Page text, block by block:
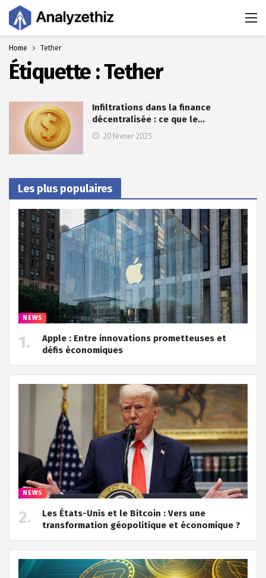
Home Tether
Étiquette :Tether
Infiltrations dans la finance
décentralisée : ce que le…
20 février 2025
Les plus populaires
NEWS
Apple : Entre innovations prometteuses et
défis économiques
NEWS
Les États-Unis et le Bitcoin : Vers une
transformation géopolitique et économique ?